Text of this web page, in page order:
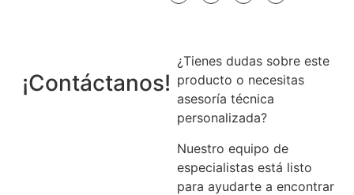
¡Contáctanos!
¿Tienes dudas sobre este
producto o necesitas
asesoría técnica
personalizada?
Nuestro equipo de
especialistas está listo
para ayudarte a encontrar